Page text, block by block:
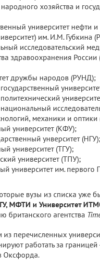
хозяйства и
университет нефти
им. И.М. Губкина
исследовательский
здравоохранения
дружбы народов (РУНД);
механики и
университет (КФУ);
унверситет (НГУ);
университет (ТГУ);
университет (ТПУ);
университет им. первого
вузы из списка уже
МФТИ и Университет
британского агентства
перечисленных
работать за
Оксфорда.